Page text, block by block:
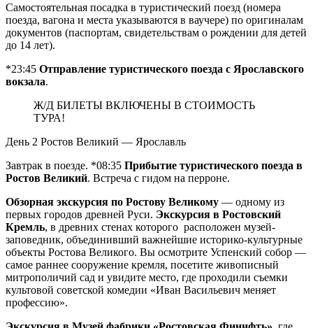
Самостоятельная посадка в туристический поезд (номера
поезда, вагона и места указываются в ваучере) по оригиналам
документов (паспортам, свидетельствам о рождении для детей
до 14 лет).
*23:45 Отправление туристического поезда с Ярославского
вокзала.
Ж/Д БИЛЕТЫ ВКЛЮЧЕНЫ В СТОИМОСТЬ
ТУРА!
День 2 Ростов Великий — Ярославль
Завтрак в поезде. *08:35 Прибытие туристического поезда в
Ростов Великий. Встреча с гидом на перроне.
Обзорная экскурсия по Ростову Великому — одному из
первых городов древней Руси. Экскурсия в Ростовский
Кремль, в древних стенах которого расположен музей-
заповедник, объединивший важнейшие историко-культурные
объекты Ростова Великого. Вы осмотрите Успенский собор —
самое раннее сооружение кремля, посетите живописный
митрополичий сад и увидите место, где проходили съемки
культовой советской комедии «Иван Васильевич меняет
профессию».